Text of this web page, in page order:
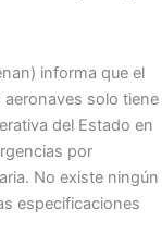
informa que el
solo tiene
del Estado en
por
No existe ningún
especificaciones